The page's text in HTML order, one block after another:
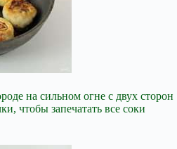
на сильном огне с двух сторон
чтобы запечатать все соки